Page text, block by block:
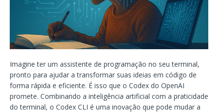
Imagine ter um assistente de programação no seu terminal,
pronto para ajudar a transformar suas ideias em código de
forma rápida e eficiente. É isso que o Codex do OpenAI
promete. Combinando a inteligência artificial com a praticidade
do terminal, o Codex CLI é uma inovação que pode mudar a